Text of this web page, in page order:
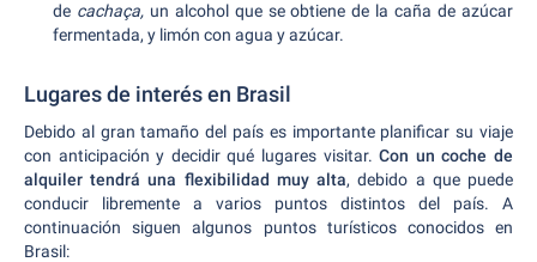
de cachaça, un alcohol que se obtiene de la caña de azúcar
fermentada, y limón con agua y azúcar.
Lugares de interés en Brasil
Debido al gran tamaño del país es importante planificar su viaje
con anticipación y decidir qué lugares visitar.Con un coche de
alquiler tendrá una flexibilidad muy alta, debido a que puede
conducir libremente a varios puntos distintos del país. A
continuación siguen algunos puntos turísticos conocidos en
Brasil: